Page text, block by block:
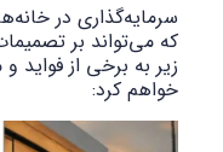
سرمایه‌گذاری در
که می‌تواند بر
زیر به برخی از فواید
خواهم کرد: